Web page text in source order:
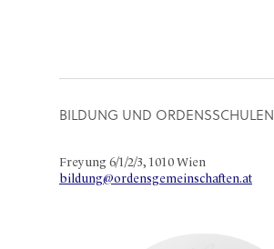
BILDUNG UND ORDENSSCHULEN
Freyung 6/1/2/3, 1010 Wien
bildung@ordensgemeinschaften.at